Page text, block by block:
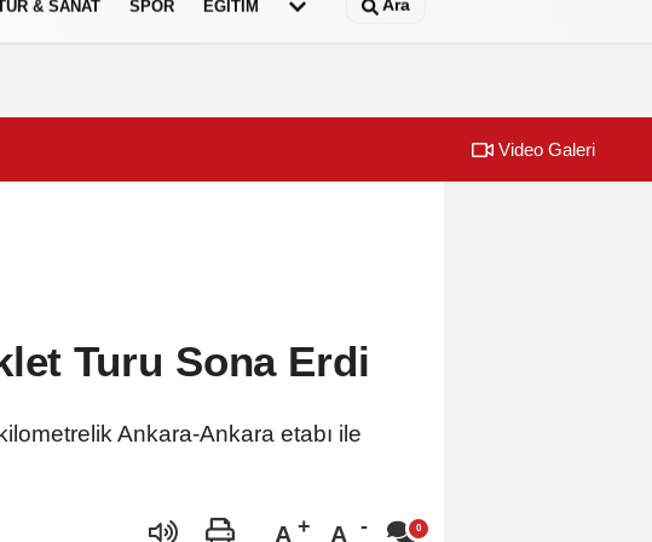
& SANAT SPOR EĞİTİM Ara
Forbes
Video Galeri
Turu Sona Erdi
Ankara-Ankara etabı ile
A A